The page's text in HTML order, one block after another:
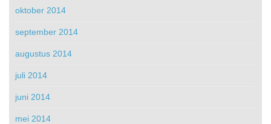
oktober 2014
september 2014
augustus 2014
juli 2014
juni 2014
mei 2014